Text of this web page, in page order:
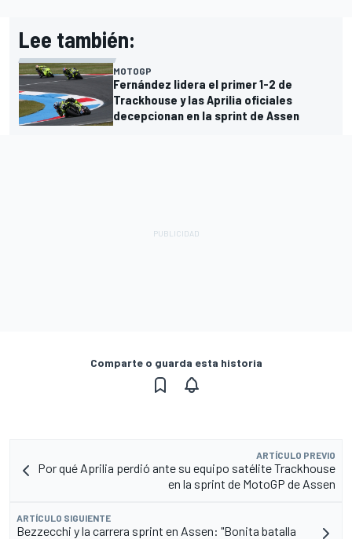
Lee también:
MOTOGP
Fernández lidera el primer 1-2 de
Trackhouse y las Aprilia oficiales
decepcionan en la sprint de Assen
Comparte o guarda esta historia
ARTÍCULO PREVIO
Por qué Aprilia perdió ante su equipo satélite Trackhouse
en la sprint de MotoGP de Assen
ARTÍCULO SIGUIENTE
Bezzecchi y la carrera sprint en Assen: "Bonita batalla